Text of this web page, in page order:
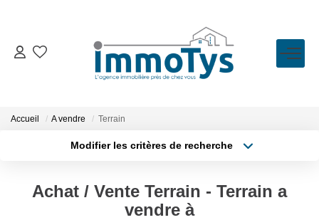
VENTE
BIENS VENDUS
Accueil A vendre Terrain
Modifier les critères de recherche
Type de bien
Surface min
Achat / Vente Terrain - Terrain a
vendre à